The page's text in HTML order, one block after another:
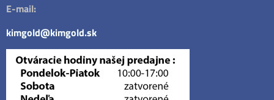
E-mail:
kimgold@kimgold.sk